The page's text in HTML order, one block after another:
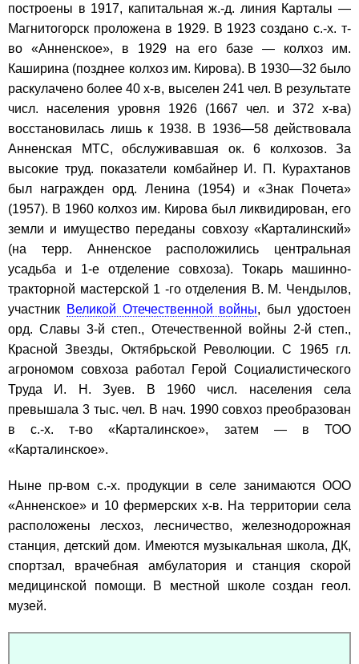
построены в 1917, капитальная ж.-д. линия Карталы —
Магнитогорск проложена в 1929. В 1923 создано с.-х. т-
во «Анненское», в 1929 на его базе — колхоз им.
Каширина (позднее колхоз им. Кирова). В 1930—32 было
раскулачено более 40 х-в, выселен 241 чел. В результате
числ. населения уровня 1926 (1667 чел. и 372 х-ва)
восстановилась лишь к 1938. В 1936—58 действовала
Анненская МТС, обслуживавшая ок. 6 колхозов. За
высокие труд. показатели комбайнер И. П. Курахтанов
был награжден орд. Ленина (1954) и «Знак Почета»
(1957). В 1960 колхоз им. Кирова был ликвидирован, его
земли и имущество переданы совхозу «Карталинский»
(на терр. Анненское расположились центральная
усадьба и 1-е отделение совхоза). Токарь машинно-
тракторной мастерской 1 -го отделения В. М. Чендылов,
участник Великой Отечественной войны, был удостоен
орд. Славы 3-й степ., Отечественной войны 2-й степ.,
Красной Звезды, Октябрьской Революции. С 1965 гл.
агрономом совхоза работал Герой Социалистического
Труда И. Н. Зуев. В 1960 числ. населения села
превышала 3 тыс. чел. В нач. 1990 совхоз преобразован
в с.-х. т-во «Карталинское», затем — в ТОО
«Карталинское».
Ныне пр-вом с.-х. продукции в селе занимаются ООО
«Анненское» и 10 фермерских х-в. На территории села
расположены лесхоз, лесничество, железнодорожная
станция, детский дом. Имеются музыкальная школа, ДК,
спортзал, врачебная амбулатория и станция скорой
медицинской помощи. В местной школе создан геол.
музей.